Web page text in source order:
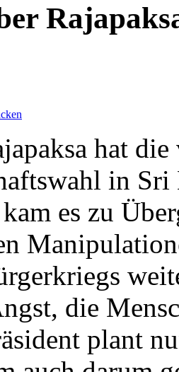
hat die
in
es zu
die
plant